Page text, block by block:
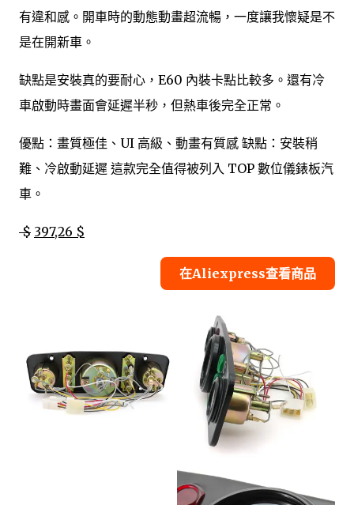
有違和感。開車時的動態動畫超流暢，一度讓我懷疑是不
是在開新車。
缺點是安裝真的要耐心，E60 內裝卡點比較多。還有冷
車啟動時畫面會延遲半秒，但熱車後完全正常。
優點：畫質極佳、UI 高級、動畫有質感 缺點：安裝稍
難、冷啟動延遲 這款完全值得被列入 TOP 數位儀錶板汽
車。
$ 397,26 $
在Aliexpress查看商品